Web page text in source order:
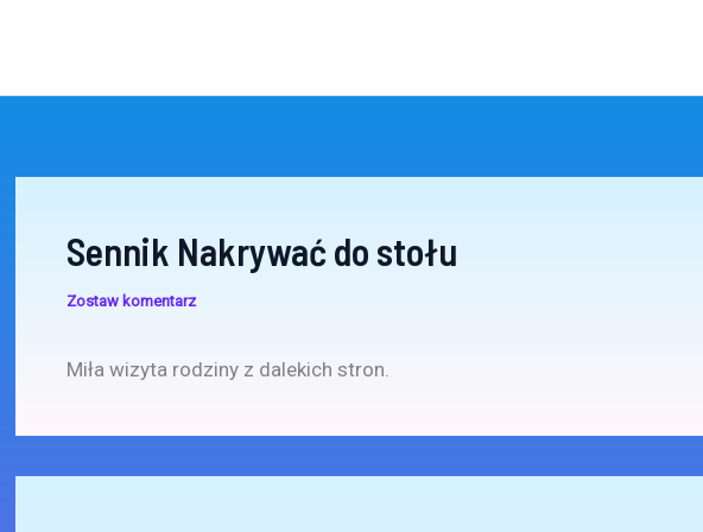
Sennik Nakrywać do stołu
Zostaw komentarz
Miła wizyta rodziny z dalekich stron.